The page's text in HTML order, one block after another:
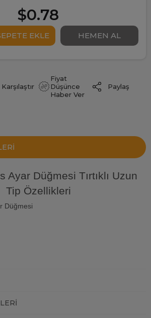
$0.78
Karşılaştır
Fiyat
Düşünce
Haber Ver
Paylaş
Ayar Düğmesi Tırtıklı Uzun
Tip Özellikleri
Düğmesi